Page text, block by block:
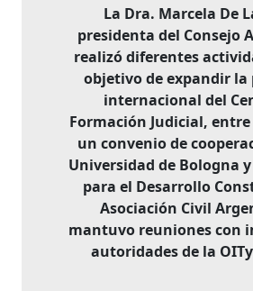
La Dra. Marcela De
presidenta del Consejo
realizó diferentes
objetivo de expandir la
internacional del
Formación Judicial,
un convenio de
Universidad de Bologna
para el Desarrollo
Asociación Civil
mantuvo reuniones con
autoridades de la